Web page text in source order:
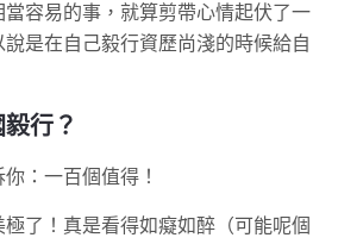
容易的事，就算剪帶心情起伏了一
是在自己毅行資歷尚淺的時候給自
行？
：一百個值得！
了！真是看得如癡如醉（可能呢個